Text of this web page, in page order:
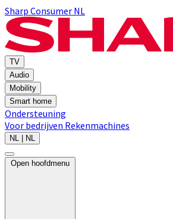
Sharp Consumer NL
TV
Audio
Mobility
Smart home
Ondersteuning
Voor bedrijven Rekenmachines
NL | NL
Open hoofdmenu